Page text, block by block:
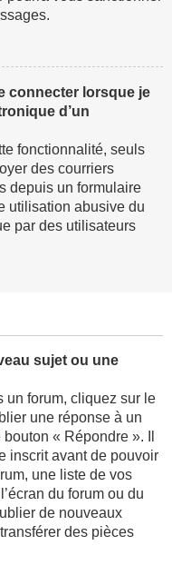
connecter lorsque je
d’un
fonctionnalité, seuls
des courriers
depuis un formulaire
utilisation abusive du
par des utilisateurs
sujet ou une
un forum, cliquez sur le
une réponse à un
« Répondre ». Il
inscrit avant de pouvoir
une liste de vos
du forum ou du
de nouveaux
des pièces